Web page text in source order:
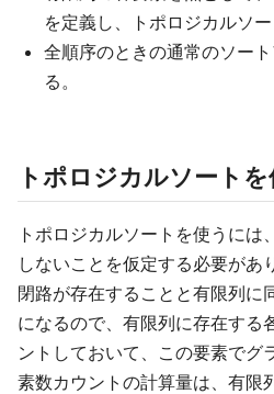
を定義し、トポロジカルソー
全順序のときの通常のソー
る。
トポロジカルソート
トポロジカルソートを使うには
しないことを仮定する必要があ
閉路が存在することと有限列に
になるので、有限列に存在する
ントしておいて、この要素でグ
素数カウントの計算量は、有限